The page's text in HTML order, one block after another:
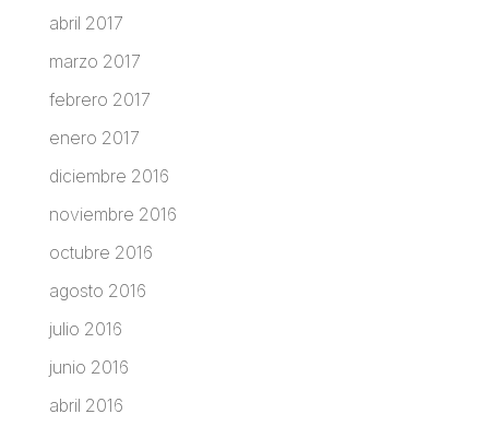
abril 2017
marzo 2017
febrero 2017
enero 2017
diciembre 2016
noviembre 2016
octubre 2016
agosto 2016
julio 2016
junio 2016
abril 2016